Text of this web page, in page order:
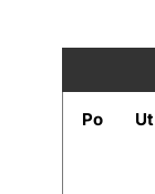
Po Ut